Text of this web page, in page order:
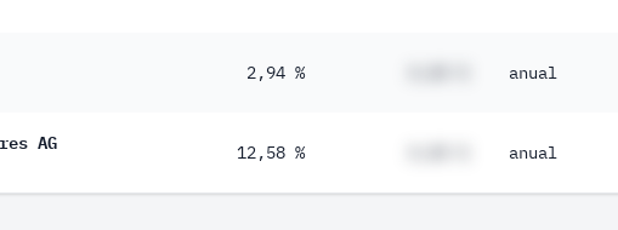
2,94 % anual
AG 12,58 % anual